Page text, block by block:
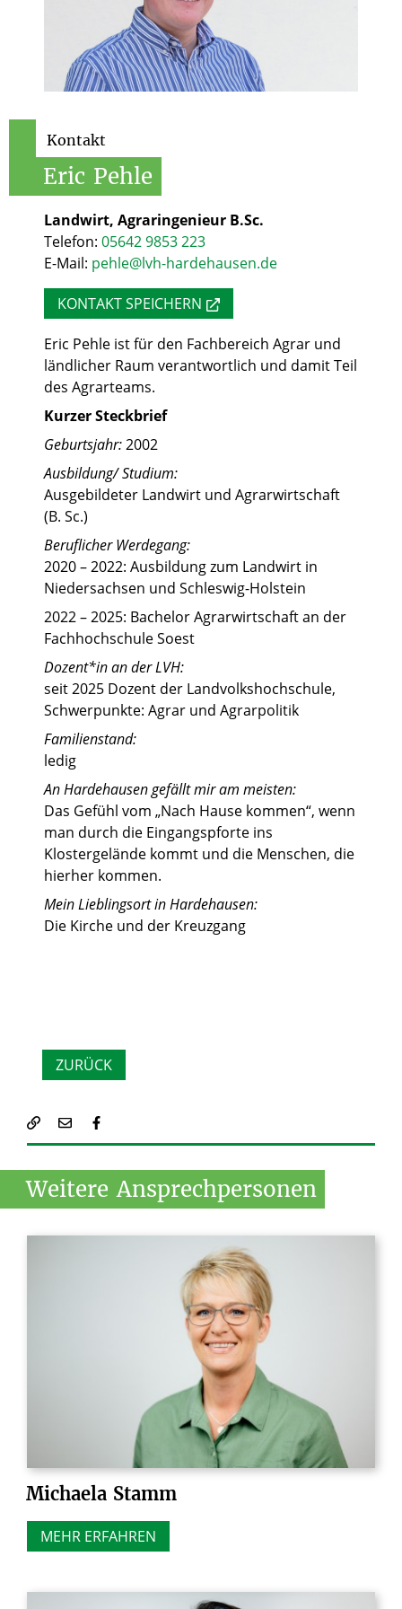
Kontakt
Eric Pehle
Landwirt, Agraringenieur B.Sc.
Telefon:05642 9853 223
E-Mail: pehle@lvh-hardehausen.de
KONTAKT SPEICHERN
Eric Pehle ist für den Fachbereich Agrar und
ländlicher Raum verantwortlich und damit Teil
des Agrarteams.
Kurzer Steckbrief
Geburtsjahr:2002
Ausbildung/ Studium:
Ausgebildeter Landwirt und Agrarwirtschaft
(B. Sc.)
Beruflicher Werdegang:
2020 – 2022: Ausbildung zum Landwirt in
Niedersachsen und Schleswig-Holstein
2022 – 2025: Bachelor Agrarwirtschaft an der
Fachhochschule Soest
Dozent*in an der LVH:
seit 2025 Dozent der Landvolkshochschule,
Schwerpunkte: Agrar und Agrarpolitik
Familienstand:
ledig
An Hardehausen gefällt mir am meisten:
Das Gefühl vom „Nach Hause kommen“, wenn
man durch die Eingangspforte ins
Klostergelände kommt und die Menschen, die
hierher kommen.
Mein Lieblingsort in Hardehausen:
Die Kirche und der Kreuzgang
ZURÜCK
Weitere Ansprechpersonen
Michaela Stamm
MEHR ERFAHREN